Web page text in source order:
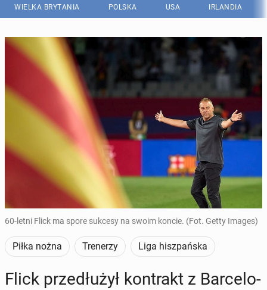
WIELKA BRYTANIA POLSKA USA IRLANDIA
60-letni Flick ma spore sukcesy na swoim koncie. (Fot. Getty Images)
Piłka nożna Trenerzy Liga hiszpańska
Flick prze­dłu­żył kon­trakt z Bar­ce­lo­